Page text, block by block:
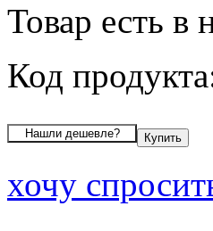
Товар есть в
Код
хочу